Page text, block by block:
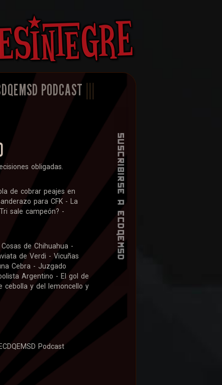
PODCAST
obligadas.
de cobrar peajes en
para CFK - La
sale campeón? -
de Chihuahua -
de Verdi - Vicuñas
Cebra - Juzgado
Argentino - El gol de
cebolla y del lemoncello y
Podcast